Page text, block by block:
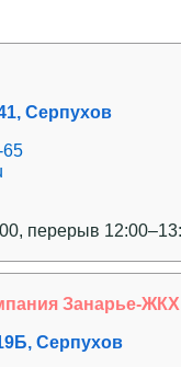
Серпухов
65
перерыв
Занарье-
Серпухов